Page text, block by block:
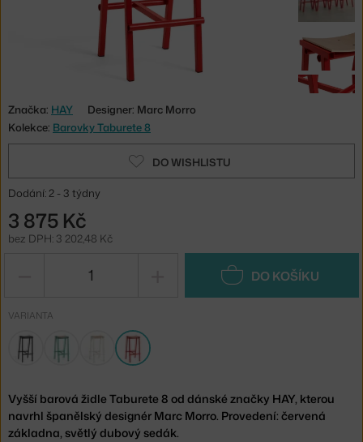
Značka: HAY
Designer: Marc Morro
Kolekce: Barovky Taburete 8
DO WISHLISTU
Dodání: 2 - 3 týdny
3 875 Kč
bez DPH: 3 202,48 Kč
DO KOŠÍKU
VARIANTA
Vyšší barová židle Taburete 8 od dánské značky HAY, kterou
navrhl španělský designér Marc Morro. Provedení: červená
základna, světlý dubový sedák.